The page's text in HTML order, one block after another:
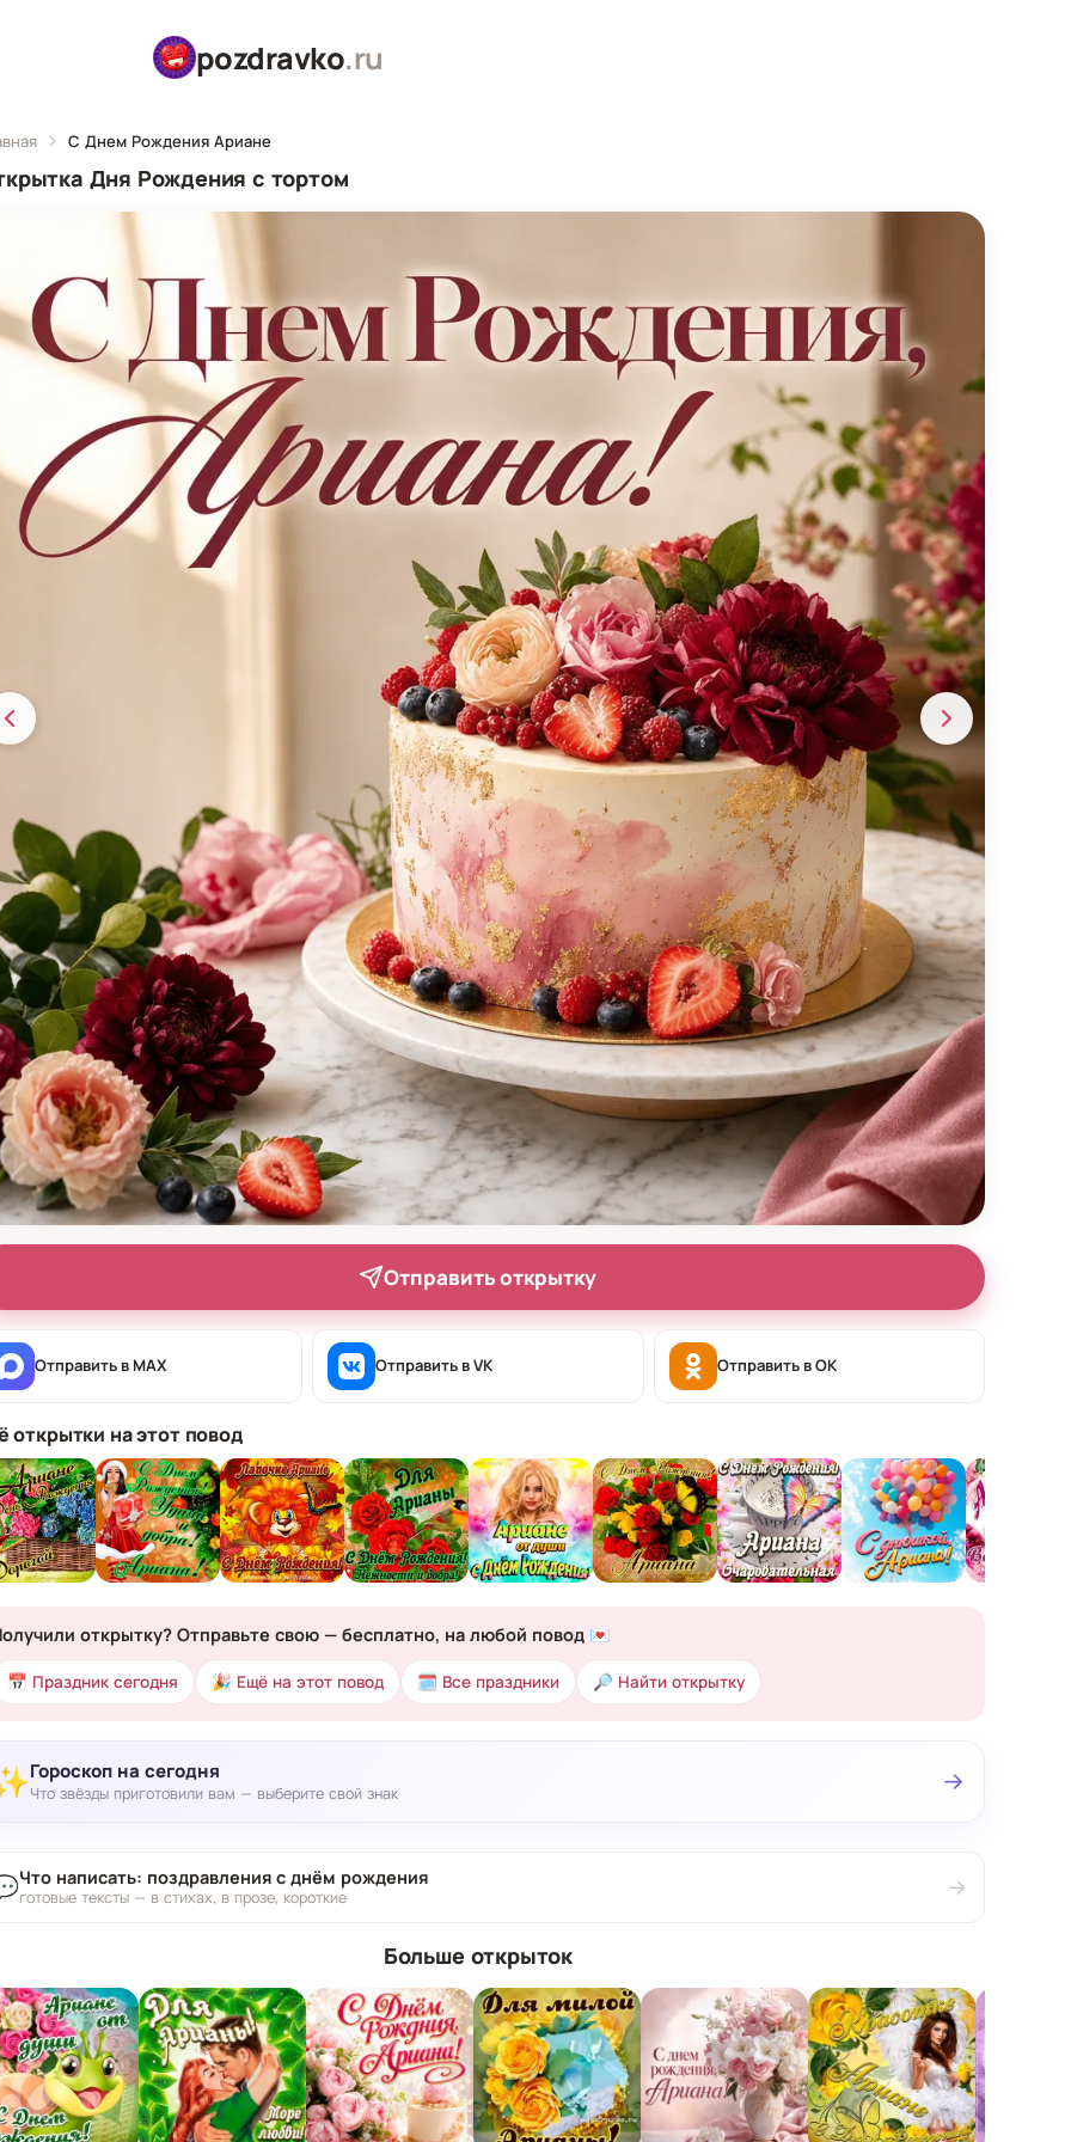
pozdravko.ru
С Днем Рождения Ариане
Дня Рождения с тортом
Отправить открытку
Отправить в MAX Отправить в VK Отправить в OK
открытки на этот повод
открытку? Отправьте свою — бесплатно, на любой повод 💌
📅 Праздник сегодня 🎉 Ещё на этот повод 🗓 Все праздники 🔎 Найти открытку
Гороскоп на сегодня
Что звёзды приготовили вам — выберите свой знак →
Что написать: поздравления с днём рождения
готовые тексты — в стихах, в прозе, короткие →
Больше открыток